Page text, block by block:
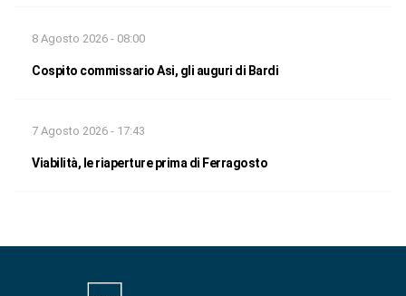
8 Agosto 2026 - 08:00
Cospito commissario Asi, gli auguri di Bardi
7 Agosto 2026 - 17:43
Viabilità, le riaperture prima di Ferragosto